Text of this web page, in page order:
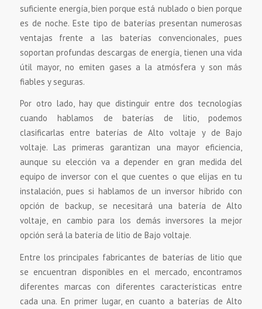
suficiente energía, bien porque está nublado o bien porque
es de noche. Este tipo de baterías presentan numerosas
ventajas frente a las baterías convencionales, pues
soportan profundas descargas de energía, tienen una vida
útil mayor, no emiten gases a la atmósfera y son más
fiables y seguras.
Por otro lado, hay que distinguir entre dos tecnologías
cuando hablamos de baterías de litio, podemos
clasificarlas entre baterías de Alto voltaje y de Bajo
voltaje. Las primeras garantizan una mayor eficiencia,
aunque su elección va a depender en gran medida del
equipo de inversor con el que cuentes o que elijas en tu
instalación, pues si hablamos de un inversor híbrido con
opción de backup, se necesitará una batería de Alto
voltaje, en cambio para los demás inversores la mejor
opción será la batería de litio de Bajo voltaje.
Entre los principales fabricantes de baterías de litio que
se encuentran disponibles en el mercado, encontramos
diferentes marcas con diferentes características entre
cada una. En primer lugar, en cuanto a baterías de Alto